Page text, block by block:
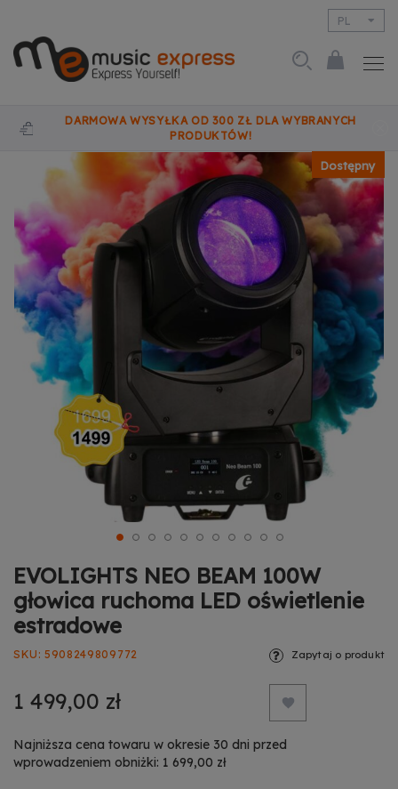
PL
DARMOWA WYSYŁKA OD 300 ZŁ DLA WYBRANYCH
PRODUKTÓW!
Dostępny
EVOLIGHTS NEO BEAM 100W
głowica ruchoma LED oświetlenie
estradowe
SKU 5908249809772
1 499,00 zł
Zapytaj o produkt
Najniższa cena towaru w okresie 30 dni przed
wprowadzeniem obniżki: 1 699,00 zł